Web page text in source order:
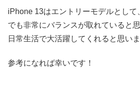
iPhone 13はエントリーモデルとし
でも非常にバランスが取れていると
日常生活で大活躍してくれると思いま
参考になれば幸いです！